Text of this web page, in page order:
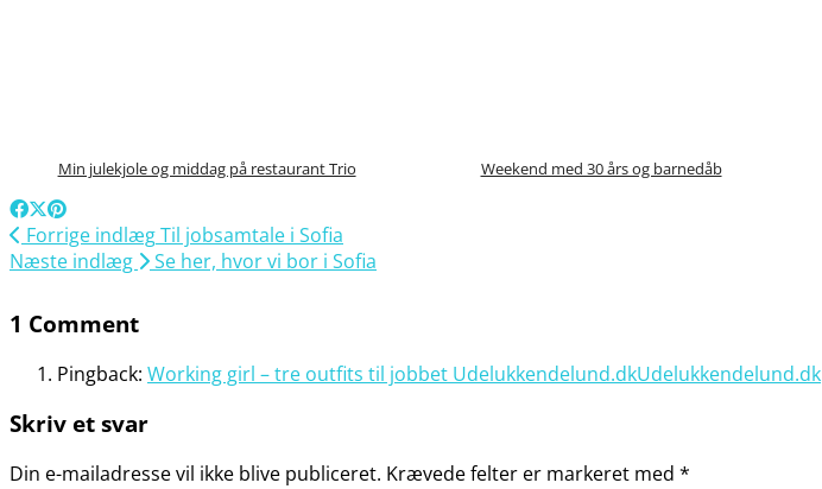
Min julekjole og middag på restaurant Trio Weekend med 30 års og barnedåb
Forrige indlægTil jobsamtale i Sofia
Næste indlæg
Se her, hvor vi bor i Sofia
1 Comment
Pingback: Working girl – tre outfits til jobbet Udelukkendelund.dkUdelukkendelund.dk
Skriv et svar
Din e-mailadresse vil ikke blive publiceret. Krævede felter er markeret med *